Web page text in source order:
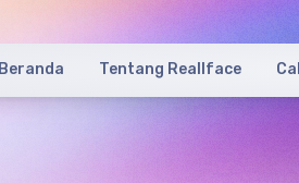
Beranda Tentang Reallface